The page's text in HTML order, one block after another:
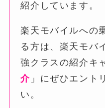
紹介しています。
楽天モバイルへの
る方は、楽天モバ
強クラスの紹介キ
介 」にぜひエント
い。